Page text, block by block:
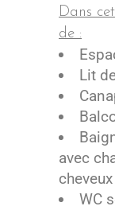
Dans
de :
Lit
avec
cheveux
WC